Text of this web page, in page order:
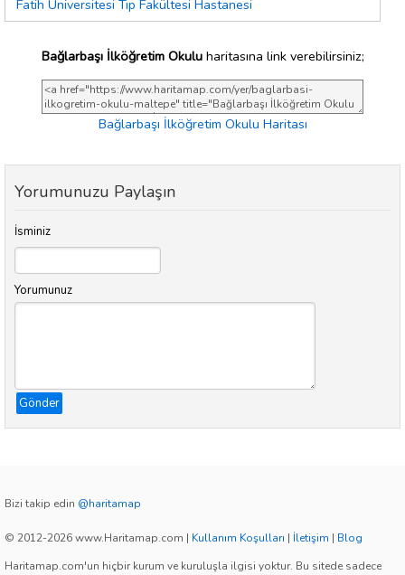
Fatih Üniversitesi Tıp Fakültesi Hastanesi
Bağlarbaşı İlköğretim Okuluharitasına link verebilirsiniz;
Bağlarbaşı İlköğretim Okulu Haritası
Yorumunuzu Paylaşın
İsminiz
Yorumunuz
Gönder
Bizi takip edin @haritamap
© 2012-2026 www.Haritamap.com | Kullanım Koşulları | İletişim | Blog
Haritamap.com'un hiçbir kurum ve kuruluşla ilgisi yoktur. Bu sitede sadece